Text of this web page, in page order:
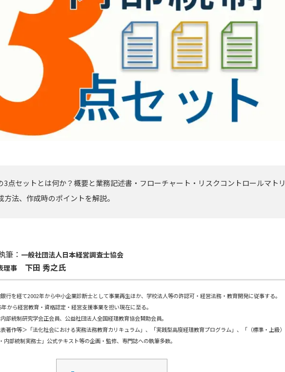
3点セットとは何か？概要と業務記述書・フローチャート・リスクコントロールマトリ
法、作成時のポイントを解説。
筆： 一般社団法人日本経営調査士協会
理事 下田 秀之氏
行を経て2002年から中小企業診断士として事業再生ほか、学校法人等の許認可・経営法務・教育開発に従事する。
年から経営教育・資格認定・経営支援事業を担い現在に至る。
部統制研究学会正会員、公益社団法人全国経理教育協会賛助会員。
著作等＞「法化社会における実務法務教育カリキュラム」、「実践型高度経理教育プログラム」、「（標準・上級）
内部統制実務士」公式テキスト等の企画・監修、専門誌への執筆多数。